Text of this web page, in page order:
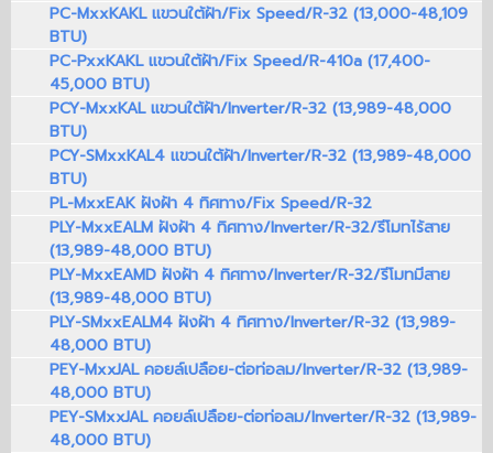
PC-MxxKAKL แขวนใต้ฝ้า/Fix Speed/R-32 (13,000-48,109
BTU)
PC-PxxKAKL แขวนใต้ฝ้า/Fix Speed/R-410a (17,400-
45,000 BTU)
PCY-MxxKAL แขวนใต้ฝ้า/Inverter/R-32 (13,989-48,000
BTU)
PCY-SMxxKAL4 แขวนใต้ฝ้า/Inverter/R-32 (13,989-48,000
BTU)
PL-MxxEAK ฝังฝ้า 4 ทิศทาง/Fix Speed/R-32
PLY-MxxEALM ฝังฝ้า 4 ทิศทาง/Inverter/R-32/รีโมทไร้สาย
(13,989-48,000 BTU)
PLY-MxxEAMD ฝังฝ้า 4 ทิศทาง/Inverter/R-32/รีโมทมีสาย
(13,989-48,000 BTU)
PLY-SMxxEALM4 ฝังฝ้า 4 ทิศทาง/Inverter/R-32 (13,989-
48,000 BTU)
PEY-MxxJAL คอยล์เปลือย-ต่อท่อลม/Inverter/R-32 (13,989-
48,000 BTU)
PEY-SMxxJAL คอยล์เปลือย-ต่อท่อลม/Inverter/R-32 (13,989-
48,000 BTU)